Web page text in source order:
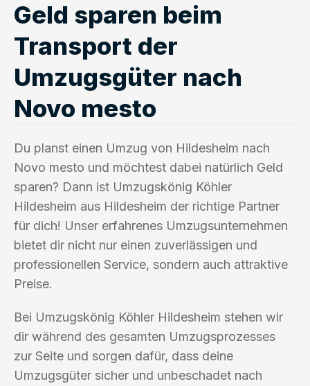
Geld sparen beim
Transport der
Umzugsgüter nach
Novo mesto
Du planst einen Umzug von Hildesheim nach
Novo mesto und möchtest dabei natürlich Geld
sparen? Dann ist Umzugskönig Köhler
Hildesheim aus Hildesheim der richtige Partner
für dich! Unser erfahrenes Umzugsunternehmen
bietet dir nicht nur einen zuverlässigen und
professionellen Service, sondern auch attraktive
Preise.
Bei Umzugskönig Köhler Hildesheim stehen wir
dir während des gesamten Umzugsprozesses
zur Seite und sorgen dafür, dass deine
Umzugsgüter sicher und unbeschadet nach